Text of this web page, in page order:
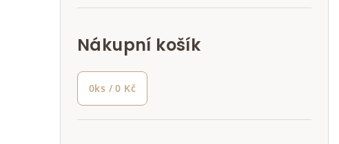
Nákupní košík
0ks /0 Kč